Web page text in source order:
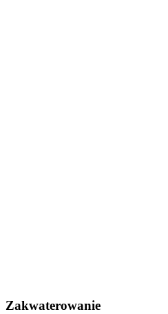
Zakwaterowanie